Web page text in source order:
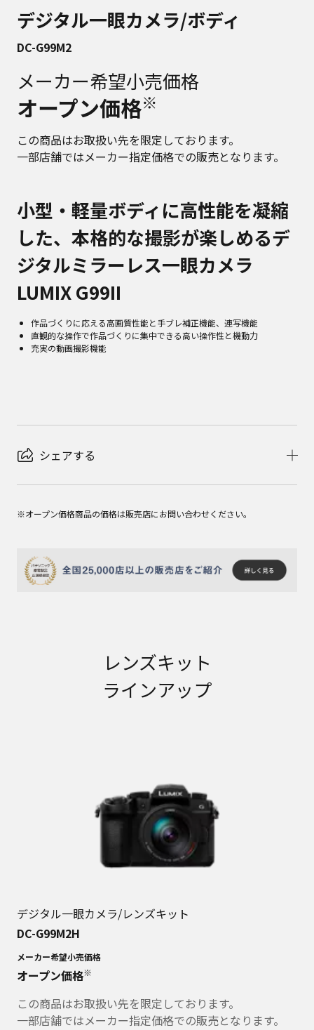
デジタル一眼カメラ/ボディ
DC-G99M2
メーカー希望小売価格
オープン価格※
この商品はお取扱い先を限定しております。
一部店舗ではメーカー指定価格での販売となります。
小型・軽量ボディに高性能を凝縮
した、本格的な撮影が楽しめるデ
ジタルミラーレス一眼カメラ
LUMIX G99II
作品づくりに応える高画質性能と手ブレ補正機能、連写機能
直観的な操作で作品づくりに集中できる高い操作性と機動力
充実の動画撮影機能
シェアする
※オープン価格商品の価格は販売店にお問い合わせください。
レンズキット
ラインアップ
デジタル一眼カメラ/レンズキット
DC-G99M2H
メーカー希望小売価格
オープン価格※
この商品はお取扱い先を限定しております。
一部店舗ではメーカー指定価格での販売となります。